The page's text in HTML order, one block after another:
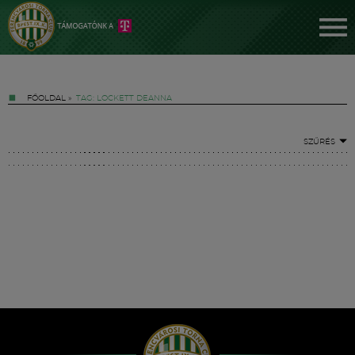
FŐOLDAL » TAG: LOCKETT DEANNA
SZŰRÉS
Hírek